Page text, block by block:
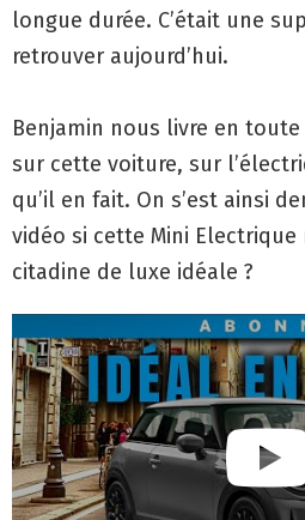
longue durée. C’était une
retrouver aujourd’hui.
Benjamin nous livre en
sur cette voiture, sur
qu’il en fait. On s’est ainsi
vidéo si cette Mini Electrique
citadine de luxe idéale ?